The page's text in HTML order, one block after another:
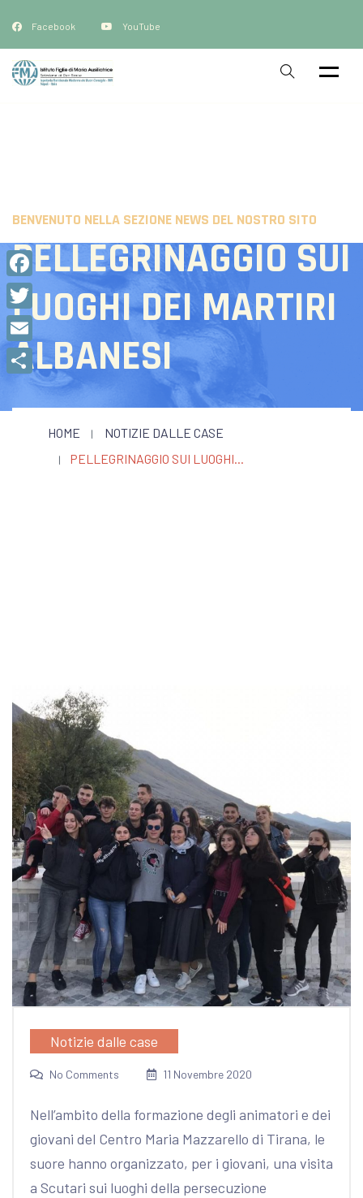
Facebook YouTube
BENVENUTO NELLA SEZIONE NEWS DEL NOSTRO SITO
PELLEGRINAGGIO SUI
LUOGHI DEI MARTIRI
ALBANESI
HOME
NOTIZIE DALLE CASE
PELLEGRINAGGIO SUI LUOGHI...
Notizie dalle case
No Comments 11 Novembre 2020
Nell’ambito della formazione degli animatori e dei
giovani del Centro Maria Mazzarello di Tirana, le
suore hanno organizzato, per i giovani, una visita
a Scutari sui luoghi della persecuzione
Facebook
Twitter
Email
Condividi